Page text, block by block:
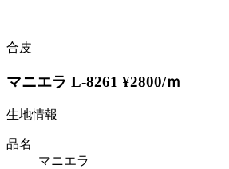
合皮
マニエラ L-8261 ¥2800/ｍ
生地情報
品名
マニエラ